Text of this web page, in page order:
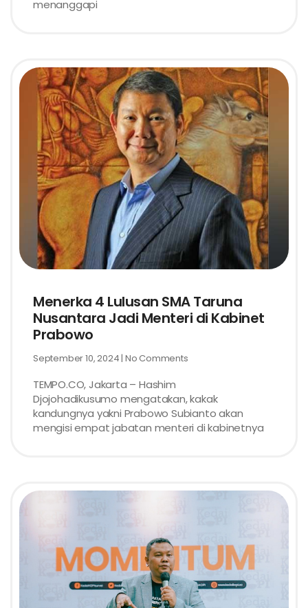
menanggapi
Menerka 4 Lulusan SMA Taruna
Nusantara Jadi Menteri di Kabinet
Prabowo
September 10, 2024 No Comments
TEMPO.CO, Jakarta – Hashim
Djojohadikusumo mengatakan, kakak
kandungnya yakni Prabowo Subianto akan
mengisi empat jabatan menteri di kabinetnya